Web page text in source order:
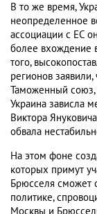
В то же время,
неопределенное
ассоциации с ЕС
более вхождение
того,
регионов заявили,
Таможенный союз,
Украина зависла
Виктора
обвала
На этом фоне
которых примут
Брюсселя сможет
политике,
Москвы и